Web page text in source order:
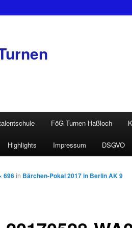
FöG Turnen Haßloch
Highlights Impressum DSGVO
696in Bärchen-Pokal 2017 in Berlin AK 9